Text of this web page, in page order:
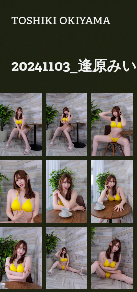
TOSHIKI OKIYAMA
20241103_逢原みい